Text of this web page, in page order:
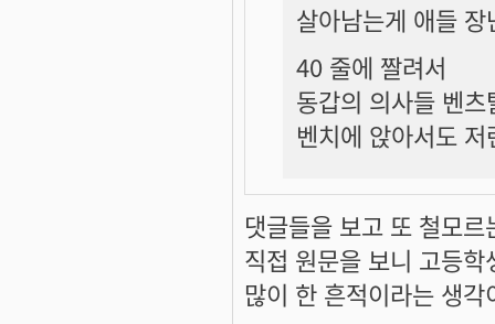
살아남는게 애들 장
40 줄에 짤려서
동갑의 의사들 벤츠
벤치에 앉아서도
댓글들을 보고 또 철모
직접 원문을 보니 고등
많이 한 흔적이라는 생각